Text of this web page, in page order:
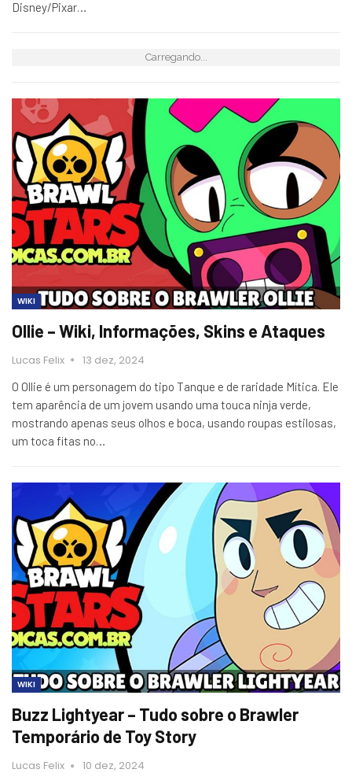
Disney/Pixar…
Carregando...
WIKI
Ollie – Wiki, Informações, Skins e Ataques
Lucas Felix 13 dez, 2024
O Ollie é um personagem do tipo Tanque e de raridade Mítica. Ele
tem aparência de um jovem usando uma touca ninja verde,
mostrando apenas seus olhos e boca, usando roupas estilosas,
um toca fitas no…
WIKI
Buzz Lightyear – Tudo sobre o Brawler
Temporário de Toy Story
Lucas Felix 10 dez, 2024